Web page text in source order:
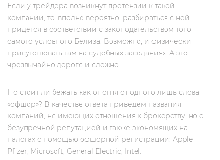
Если у трейдера возникнут претензии к такой
компании, то, вполне вероятно, разбираться с ней
придётся в соответствии с законодательством того
самого условного Белиза. Возможно, и физически
присутствовать там на судебных заседаниях. А это
чрезвычайно дорого и сложно.
Но стоит ли бежать как от огня от одного лишь слова
«офшор»? В качестве ответа приведём названия
компаний, не имеющих отношения к брокерству, но c
безупречной репутацией и также экономящих на
налогах с помощью офшорной регистрации: Apple,
Pfizer, Microsoft, General Electric, Intel.